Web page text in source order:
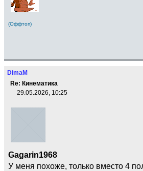
(Оффтоп)
DimaM
Re: Кинематика
29.05.2026, 10:25
Gagarin1968
У меня похоже, только вместо 4